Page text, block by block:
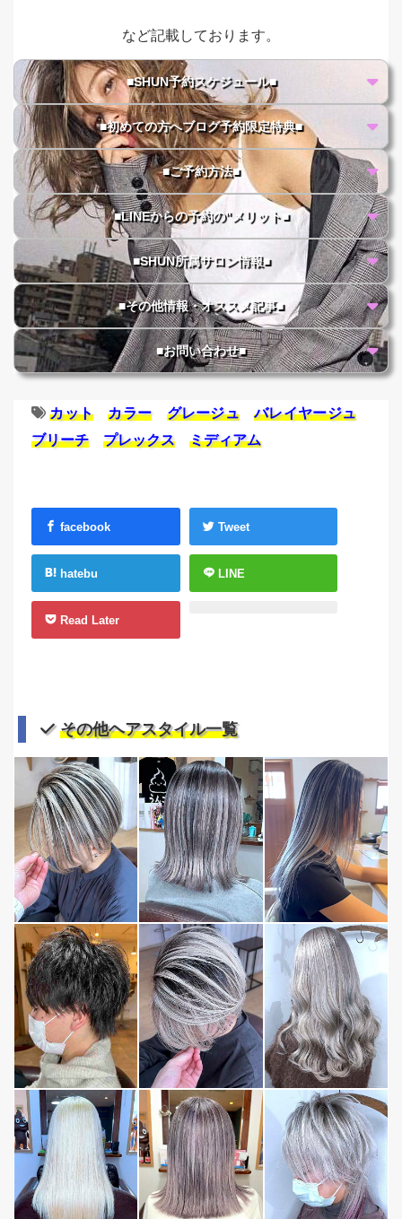
など記載しております。
■SHUN予約スケジュール■
■初めての方へブログ予約限定特典■
■ご予約方法■
■LINEからの予約の"メリット■
■SHUN所属サロン情報■
■その他情報・オススメ記事■
■お問い合わせ■
カット カラー グレージュ
バレイヤージュ
ブリーチ
プレックス ミディアム
facebook Tweet
hatebu LINE
Read Later
その他ヘアスタイル一覧